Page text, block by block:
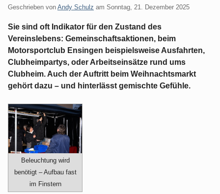
Geschrieben von Andy Schulz am Sonntag, 21. Dezember 2025
Sie sind oft Indikator für den Zustand des
Vereinslebens: Gemeinschaftsaktionen, beim
Motorsportclub Ensingen beispielsweise Ausfahrten,
Clubheimpartys, oder Arbeitseinsätze rund ums
Clubheim. Auch der Auftritt beim Weihnachtsmarkt
gehört dazu – und hinterlässt gemischte Gefühle.
Beleuchtung wird
benötigt – Aufbau fast
im Finstern